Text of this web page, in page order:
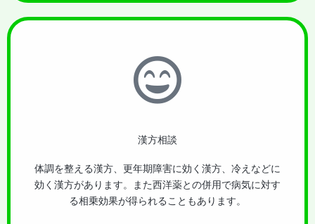
漢方相談
体調を整える漢方、更年期障害に効く漢方、冷えなどに
効く漢方があります。また西洋薬との併用で病気に対す
る相乗効果が得られることもあります。